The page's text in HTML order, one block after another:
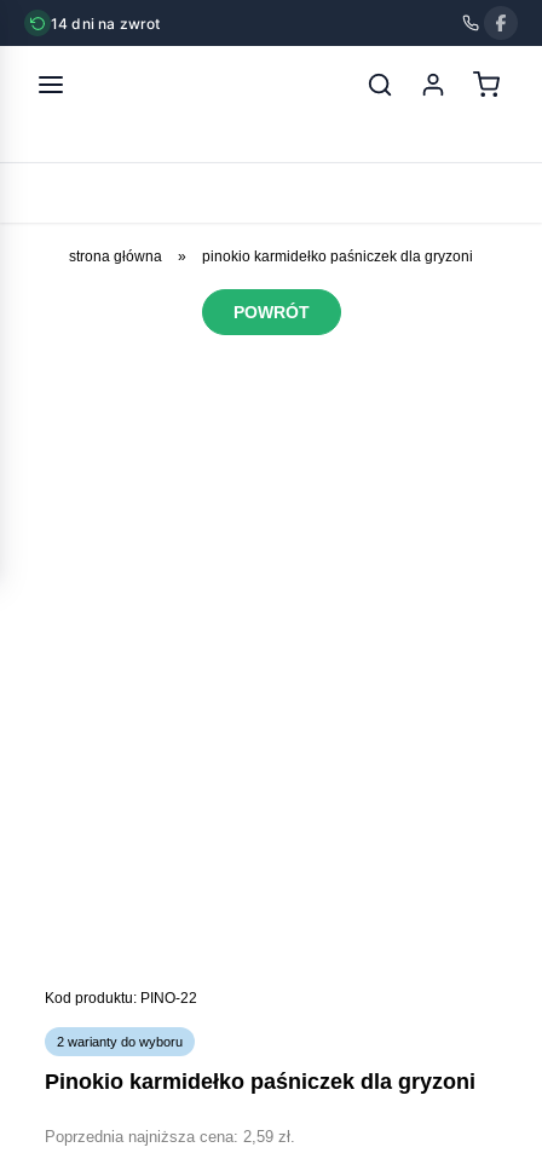
14 dni na zwrot
strona główna » pinokio karmidełko paśniczek dla gryzoni
POWRÓT
Kod produktu: PINO-22
2 warianty do wyboru
pinokio karmidełko paśniczek dla gryzoni
Poprzednia najniższa cena: 2,59zł